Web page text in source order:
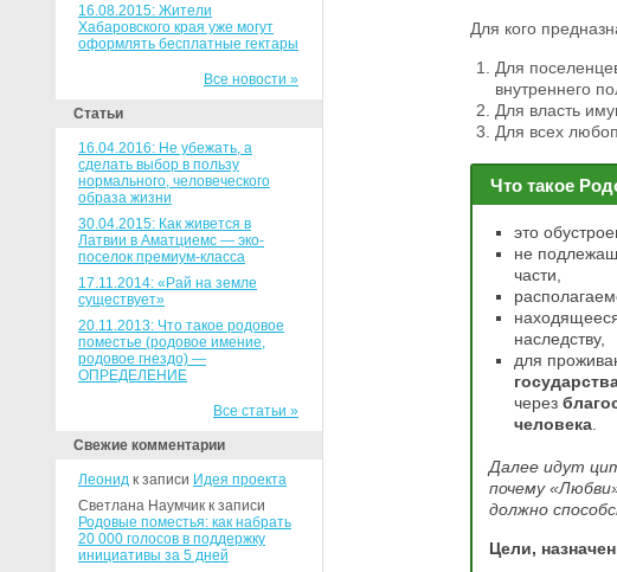
16.08.2015: Жители
Хабаровского края уже могут
оформлять бесплатные гектары
Все новости »
Статьи
16.04.2016: Не убежать, а
сделать выбор в пользу
нормального, человеческого
образа жизни
30.04.2015: Как живется в
Латвии в Аматциемс — эко-
поселок премиум-класса
17.11.2014: «Рай на земле
существует»
20.11.2013: Что такое родовое
поместье (родовое имение,
родовое гнездо) —
ОПРЕДЕЛЕНИЕ
Все статьи »
Свежие комментарии
Леонид к записи Идея проекта
Светлана Наумчик к записи
Родовые поместья: как набрать
20 000 голосов в поддержку
инициативы за 5 дней
Для кого
Для
внутреннего
Для власть
Для всех
Что такое
это
не
части,
наследству,
для
через
человека.
Далее идут
почему
должно
Цели,